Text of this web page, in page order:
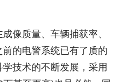
质量、车辆捕获率、
的电警系统已有了质的
技术的不断发展，采用